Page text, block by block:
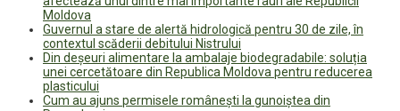
Moldova
Guvernul a stare de alertă hidrologică pentru 30 de zile, în
contextul scăderii debitului Nistrului
Din deșeuri alimentare la ambalaje biodegradabile: soluția
unei cercetătoare din Republica Moldova pentru reducerea
plasticului
Cum au ajuns permisele românești la gunoiștea din